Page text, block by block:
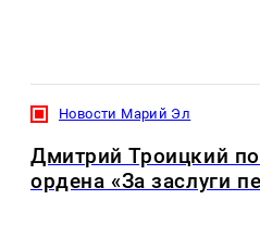
Новости Марий Эл
Дмитрий Троицкий
ордена «За заслуги